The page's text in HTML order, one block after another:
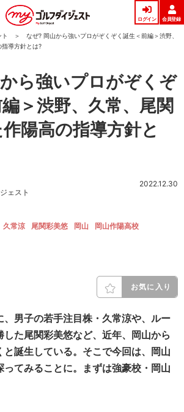
ログイン 会員登録
なぜ? 岡山から強いプロがぞくぞく誕生＜前編＞渋野、
導方針とは?
ら強いプロがぞくぞ
＞渋野、久常、尾関
陽高の指導方針と
ェスト
2022.12.30
久常涼 尾関彩美悠 岡山
岡山作陽高校
お気に入り
、男子の若手注目株・久常涼や、ルー
した尾関彩美悠など、近年、岡山から
と誕生している。そこで今回は、岡山
ってみることに。まずは強豪校・岡山